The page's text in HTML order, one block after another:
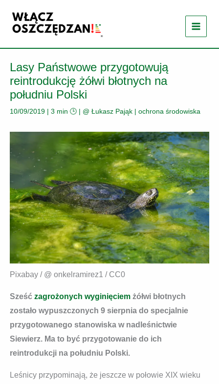
treści
Lasy Państwowe przygotowują
reintrodukcję żółwi błotnych na
południu Polski
10/09/2019 | 3 min 🕒 | @ Łukasz Pająk | ochrona środowiska
Pixabay / @ onkelramirez1 / CC0
Sześć zagrożonych wyginięciem żółwi błotnych
zostało wypuszczonych 9 sierpnia do specjalnie
przygotowanego stanowiska w nadleśnictwie
Siewierz. Ma to być przygotowanie do ich
reintrodukcji na południu Polski.
Leśnicy przypominają, że jeszcze w połowie XIX wieku